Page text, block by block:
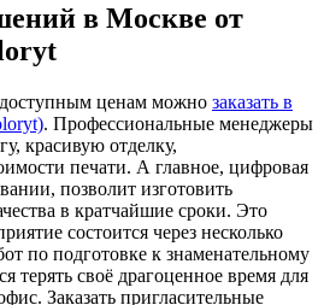
в Москве от
ценам можно заказать в
. Профессиональные менеджеры
красивую отделку,
печати. А главное, цифровая
позволит изготовить
в кратчайшие сроки. Это
состоится через несколько
по подготовке к знаменательному
терять своё драгоценное время для
Заказать пригласительные